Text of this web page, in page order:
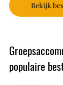
Bekijk
populaire